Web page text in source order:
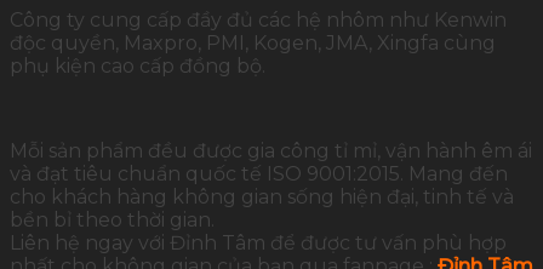
Công ty cung cấp đầy đủ các hệ nhôm như Kenwin
độc quyền, Maxpro, PMI, Kogen, JMA, Xingfa cùng
phụ kiện cao cấp đồng bộ.
Mỗi sản phẩm đều được gia công tỉ mỉ, vận hành êm ái
và đạt tiêu chuẩn quốc tế ISO 9001:2015. Mang đến
cho khách hàng không gian sống hiện đại, tinh tế và
bền bỉ theo thời gian.
Liên hệ ngay với Đỉnh Tâm để được tư vấn phù hợp